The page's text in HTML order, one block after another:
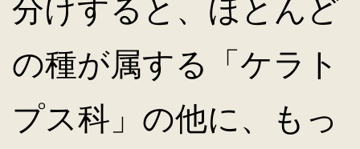
分けすると、ほとんど
の種が属する「ケラト
プス科」の他に、もっ